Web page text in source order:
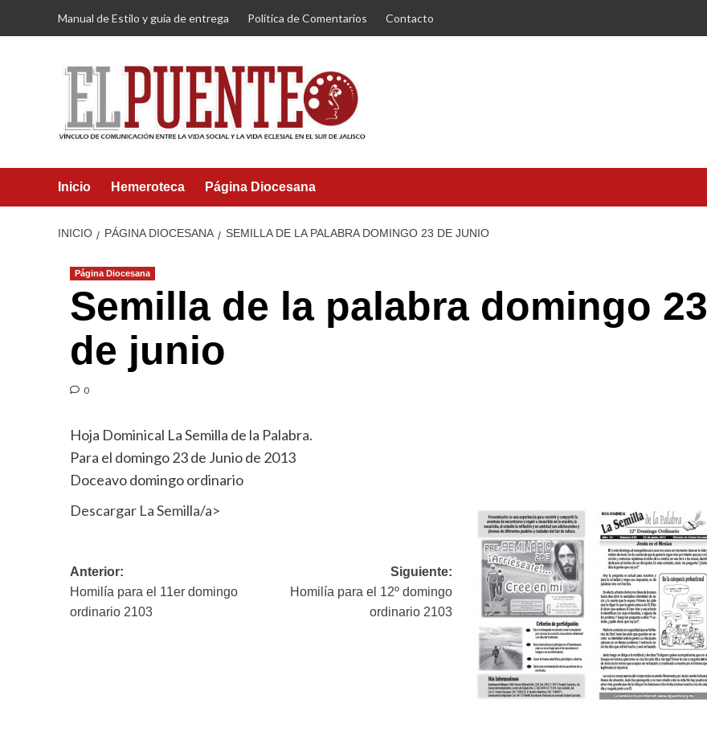
Manual de Estilo y guía de entrega Política de Comentarios Contacto
Inicio Hemeroteca Página Diocesana
INICIO PÁGINA DIOCESANA SEMILLA DE LA PALABRA DOMINGO 23 DE JUNIO
Página Diocesana
Semilla de la palabra domingo 23
de junio
0
Hoja Dominical La Semilla de la Palabra.
Para el domingo 23 de Junio de 2013
Doceavo domingo ordinario
Descargar La Semilla/a>
Navegación
de
Anterior:
Homilía para el 11er domingo
ordinario 2103
Siguiente:
Homilía para el 12º domingo
ordinario 2103